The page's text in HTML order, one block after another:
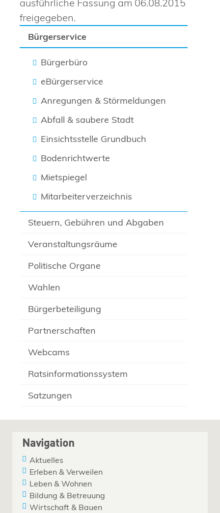
Bürgerservice
Bürgerbüro
eBürgerservice
Anregungen & Störmeldungen
Abfall & saubere Stadt
Einsichtsstelle Grundbuch
Bodenrichtwerte
Mietspiegel
Mitarbeiterverzeichnis
Steuern, Gebühren und Abgaben
Veranstaltungsräume
Politische Organe
Wahlen
Bürgerbeteiligung
Partnerschaften
Webcams
Ratsinformationssystem
Satzungen
ausführliche Fassung am 06.08.2015
freigegeben.
Navigation
Aktuelles
Erleben & Verweilen
Leben & Wohnen
Bildung & Betreuung
Wirtschaft & Bauen